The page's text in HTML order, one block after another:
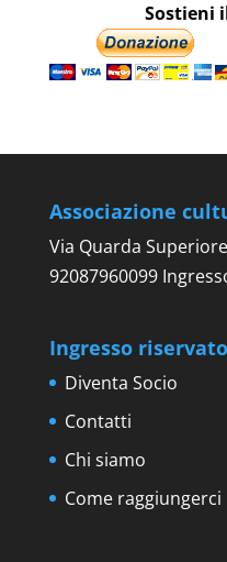
Sostieni
Associazione
Via Quarda
92087960099
Ingresso
Diventa Socio
Contatti
Chi siamo
Come raggiungerci